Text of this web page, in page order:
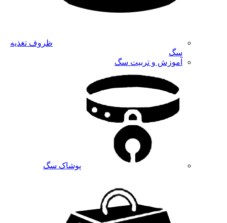
ظروف تغذیه
سگ
آموزش و تربیت سگ
پوشاک سگ